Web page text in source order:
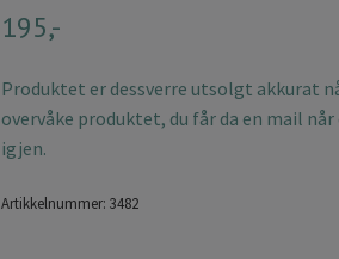
195,-
Produktet er dessverre utsolgt akkurat
overvåke produktet, du får da en mail
igjen.
Artikkelnummer: 3482